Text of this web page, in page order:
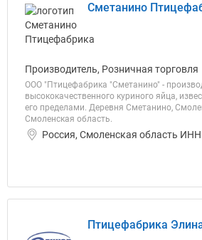
Сметанино
Производитель, Розничная торговля
ООО "Птицефабрика "Сметанино" -
высококачественного куриного яйца,
его пределами. Деревня Сметанино,
Смоленская область.
Россия, Смоленская область
Птицефабрика